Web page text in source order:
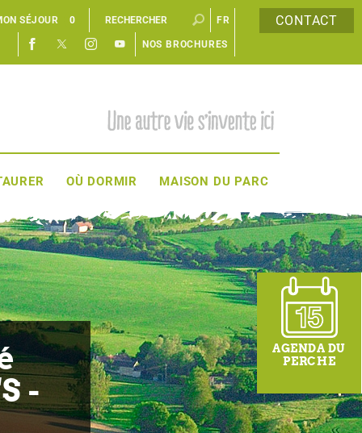
CONTACT
EN
FR
SÉJOUR 0
NOS BROCHURES
OÙ DORMIR MAISON DU PARC
-
AGENDA DU
PERCHE